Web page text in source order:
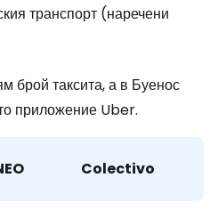
транспорт (наречени
брой таксита, а в Буенос
приложение Uber.
Colectivo